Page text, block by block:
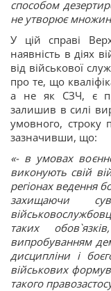
способом
не утворює
У цій справі
наявність в діях
від військової
про те, що
а не як СЗЧ, є
залишив в силі
умовного, строку
зазначивши, що:
«- в умовах
виконують свій
регіонах ведення
захищаючи
таких
випробуванням
дисципліни і
військових
такого